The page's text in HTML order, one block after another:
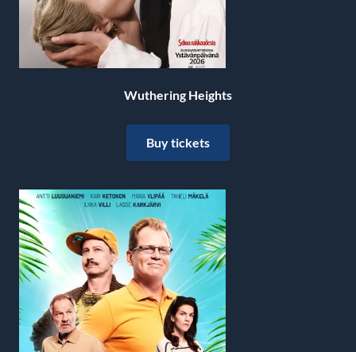
Wuthering Heights
Buy tickets